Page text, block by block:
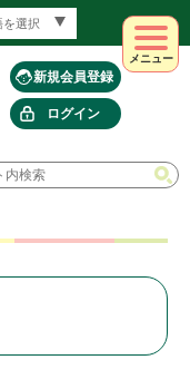
新規会員登録
ログイン
メニュー